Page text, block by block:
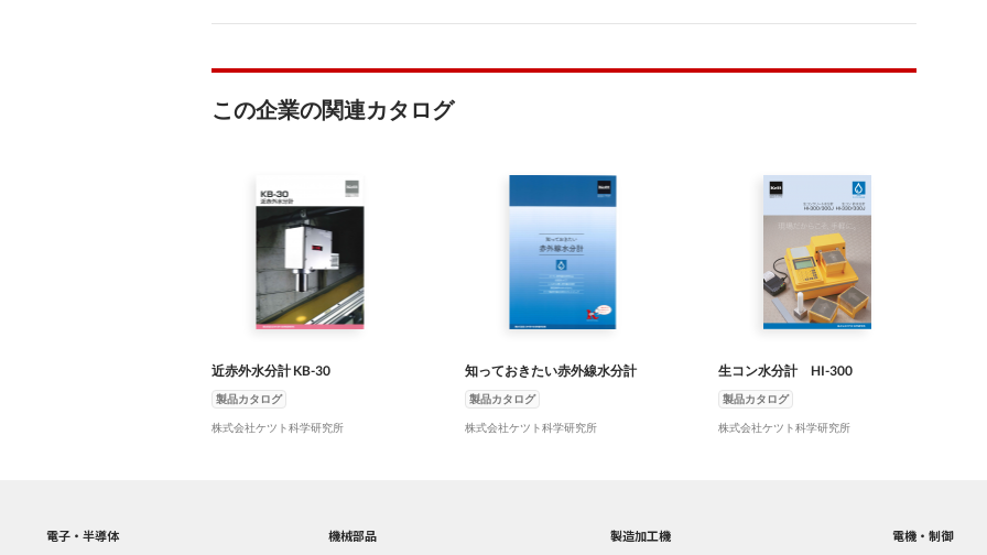
この企業の関連カタログ
近赤外水分計 KB-30
製品カタログ
株式会社ケツト科学研究所
知っておきたい赤外線水分計
製品カタログ
株式会社ケツト科学研究所
生コン水分計 HI-300
製品カタログ
株式会社ケツト科学研究所
電子・半導体
機械部品
製造加工機
電機・制御